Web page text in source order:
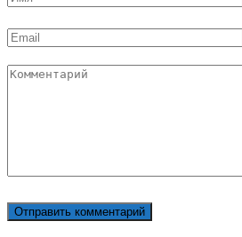
Email
Комментарий